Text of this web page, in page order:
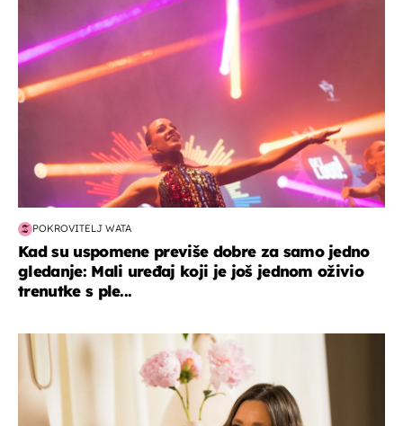
POKROVITELJ WATA
Kad su uspomene previše dobre za samo jedno
gledanje: Mali uređaj koji je još jednom oživio
trenutke s ple...
moda & ljepota